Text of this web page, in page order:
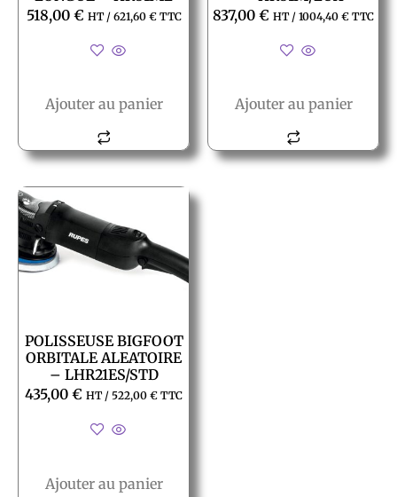
518,00 € HT / 621,60 €TTC
Ajouter au panier
837,00 € HT / 1004,40 € TTC
Ajouter au panier
POLISSEUSE BIGFOOT
ORBITALE ALEATOIRE
– LHR21ES/STD
435,00 € HT / 522,00 € TTC
Ajouter au panier